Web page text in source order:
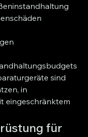
sind
in
eingeschränktem
für